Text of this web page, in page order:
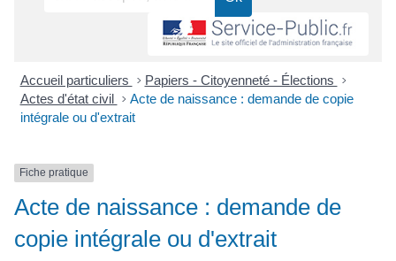
Accueil particuliers > Papiers - Citoyenneté - Élections >
Actes d'état civil > Acte de naissance : demande de copie
intégrale ou d'extrait
Fiche pratique
Acte de naissance : demande de
copie intégrale ou d'extrait